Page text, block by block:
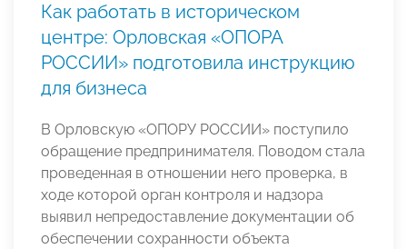
Как работать в историческом
центре: Орловская «ОПОРА
РОССИИ» подготовила инструкцию
для бизнеса
В Орловскую «ОПОРУ РОССИИ» поступило
обращение предпринимателя. Поводом стала
проведенная в отношении него проверка, в
ходе которой орган контроля и надзора
выявил непредоставление документации об
обеспечении сохранности объекта